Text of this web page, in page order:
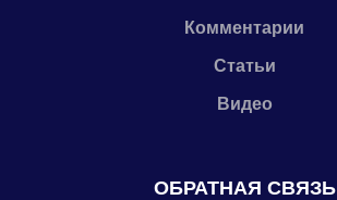
Комментарии
Статьи
Видео
ОБРАТНАЯ СВЯЗЬ